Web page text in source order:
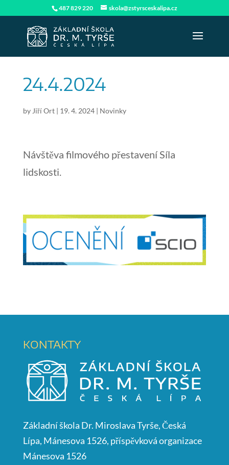
487 829 220 skola@zstyrsceskalipa.cz
24.4.2024
by Jiří Ort| 19. 4. 2024| Novinky
Návštěva filmového přestavení Síla
lidskosti.
KONTAKTY
Základní škola Dr. Miroslava Tyrše, Česká
Lípa, Mánesova 1526, příspěvková organizace
Mánesova 1526